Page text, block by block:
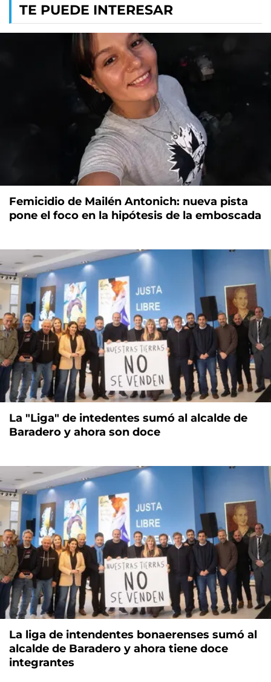
TE PUEDE INTERESAR
Femicidio de Mailén Antonich: nueva pista
pone el foco en la hipótesis de la emboscada
La "Liga" de intedentes sumó al alcalde de
Baradero y ahora son doce
La liga de intendentes bonaerenses sumó al
alcalde de Baradero y ahora tiene doce
integrantes